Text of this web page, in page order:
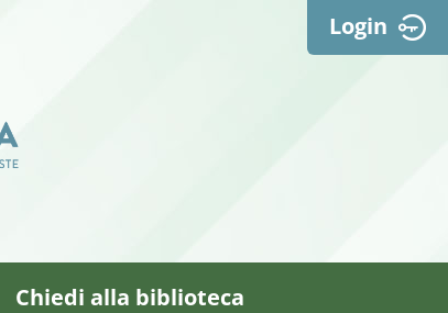
Login
Chiedi alla biblioteca